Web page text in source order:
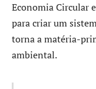
Economia Circular
para criar um
torna a matéria-
ambiental.